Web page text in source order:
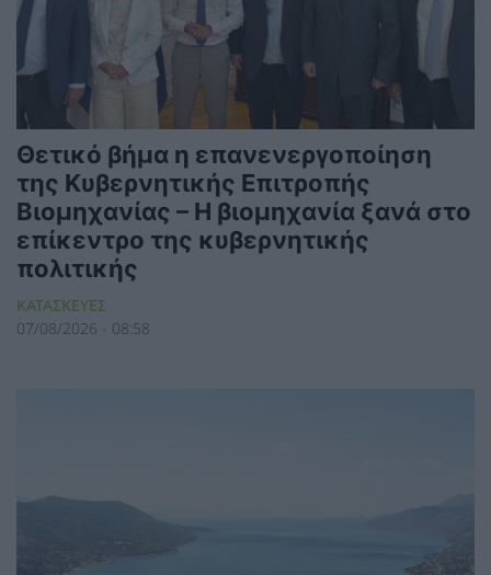
Θετικό βήμα η επανενεργοποίηση
της Κυβερνητικής Επιτροπής
Βιομηχανίας – Η βιομηχανία ξανά στο
επίκεντρο της κυβερνητικής
πολιτικής
ΚΑΤΑΣΚΕΥΕΣ
07/08/2026 - 08:58